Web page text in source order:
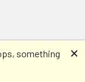
something
🗙